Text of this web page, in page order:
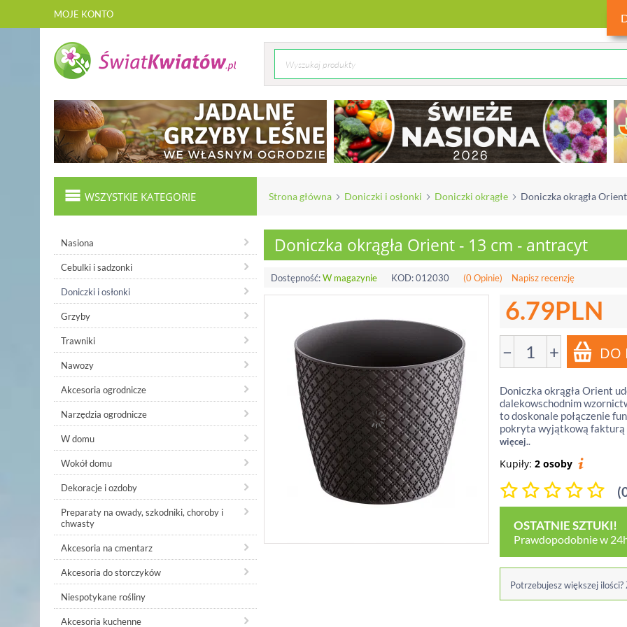
MOJE KONTO
WSZYSTKIE KATEGORIE Strona główna Doniczki i osłonki Doniczki okrągłe Doniczka okrągła
Nasiona
Cebulki i sadzonki
Doniczki i osłonki
Grzyby
Trawniki
Nawozy
Akcesoria ogrodnicze
Narzędzia ogrodnicze
W domu
Wokół domu
Dekoracje i ozdoby
Preparaty na owady, szkodniki, choroby i
chwasty
Akcesoria na cmentarz
Akcesoria do storczyków
Niespotykane rośliny
Akcesoria kuchenne
Doniczka okrągła Orient - 13 cm - antracyt
Dostępność:W magazynie KOD:012030 (0 Opinie) Napisz recenzję
6.79PLN
− +
Doniczka okrągła Orient
dalekowschodnim
to doskonale połączenie
pokryta wyjątkową fakturą
więcej..
Kupiły: 2 osoby
OSTATNIE SZTUKI!
Prawdopodobnie w
Potrzebujesz większej